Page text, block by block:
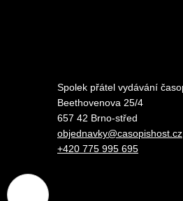
Spolek přátel vydávání
Beethovenova 25/4
657 42 Brno-střed
objednavky@casopishost.cz
+420 775 995 695